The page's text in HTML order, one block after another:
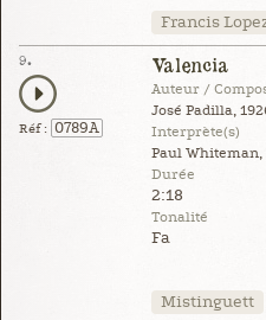
Francis
9.
Réf : 0789A
Valencia
Auteur /
José Padilla,
Interprète(s)
Paul
Durée
2:18
Tonalité
Fa
Mistinguett